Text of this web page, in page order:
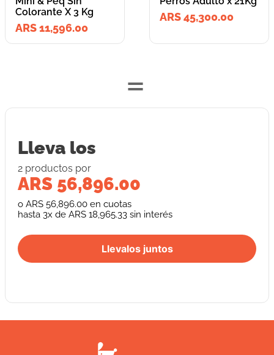
Colorante X 3 Kg
ARS 11,596.00
ARS 45,300.00
=
Lleva los
2 productos por
ARS 56,896.00
o ARS 56,896.00 en cuotas
hasta 3x de ARS 18,965.33 sin interés
Llevalos juntos